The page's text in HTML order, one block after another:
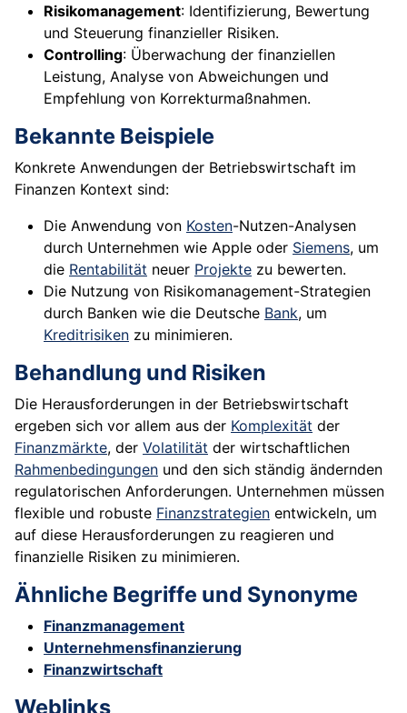
Risikomanagement: Identifizierung, Bewertung
und Steuerung finanzieller Risiken.
Controlling: Überwachung der finanziellen
Leistung, Analyse von Abweichungen und
Empfehlung von Korrekturmaßnahmen.
Bekannte Beispiele
Konkrete Anwendungen der Betriebswirtschaft im
Finanzen Kontext sind:
Die Anwendung von Kosten-Nutzen-Analysen
durch Unternehmen wie Apple oder Siemens, um
die Rentabilität neuer Projekte zu bewerten.
Die Nutzung von Risikomanagement-Strategien
durch Banken wie die Deutsche Bank, um
Kreditrisiken zu minimieren.
Behandlung und Risiken
Die Herausforderungen in der Betriebswirtschaft
ergeben sich vor allem aus der Komplexität der
Finanzmärkte, der Volatilität der wirtschaftlichen
Rahmenbedingungen und den sich ständig ändernden
regulatorischen Anforderungen. Unternehmen müssen
flexible und robuste Finanzstrategien entwickeln, um
auf diese Herausforderungen zu reagieren und
finanzielle Risiken zu minimieren.
Ähnliche Begriffe und Synonyme
Finanzmanagement
Unternehmensfinanzierung
Finanzwirtschaft
Weblinks